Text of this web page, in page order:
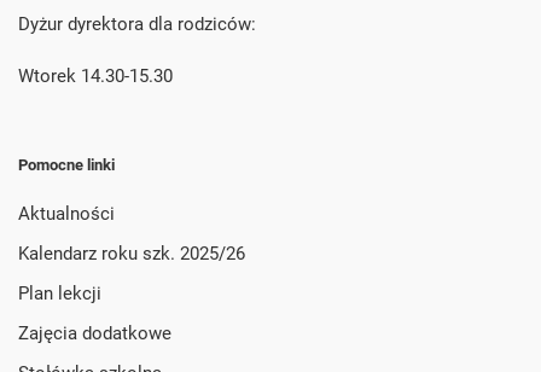
Dyżur dyrektora dla rodziców:
Wtorek 14.30-15.30
Pomocne linki
Aktualności
Kalendarz roku szk. 2025/26
Plan lekcji
Zajęcia dodatkowe